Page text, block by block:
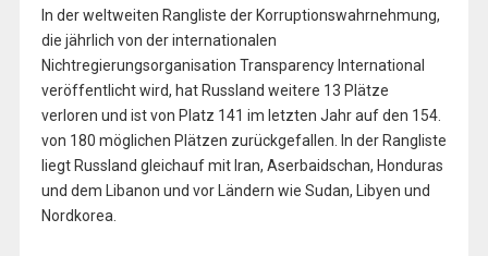
In der weltweiten Rangliste der Korruptionswahrnehmung,
die jährlich von der internationalen
Nichtregierungsorganisation Transparency International
veröffentlicht wird, hat Russland weitere 13 Plätze
verloren und ist von Platz 141 im letzten Jahr auf den 154.
von 180 möglichen Plätzen zurückgefallen. In der Rangliste
liegt Russland gleichauf mit Iran, Aserbaidschan, Honduras
und dem Libanon und vor Ländern wie Sudan, Libyen und
Nordkorea.